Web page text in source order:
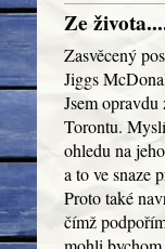
Ze
Zasvěcený
Jiggs
Jsem
Torontu.
ohledu na
a to ve snaze
Proto také
čímž